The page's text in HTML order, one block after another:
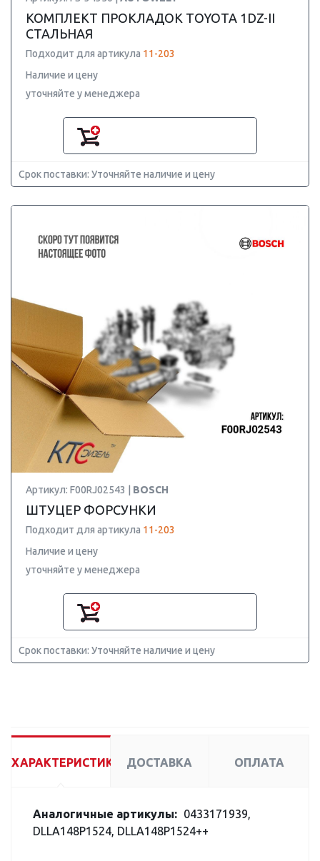
КОМПЛЕКТ ПРОКЛАДОК TOYOTA 1DZ-II
СТАЛЬНАЯ
Подходит для артикула 11-203
Наличие и цену
уточняйте у менеджера
Срок поставки: Уточняйте наличие и цену
Артикул: F00RJ02543 | BOSCH
ШТУЦЕР ФОРСУНКИ
Подходит для артикула 11-203
Наличие и цену
уточняйте у менеджера
Срок поставки: Уточняйте наличие и цену
ХАРАКТЕРИСТИКИ ДОСТАВКА ОПЛАТА
Аналогичные артикулы: 0433171939,
DLLA148P1524, DLLA148P1524++